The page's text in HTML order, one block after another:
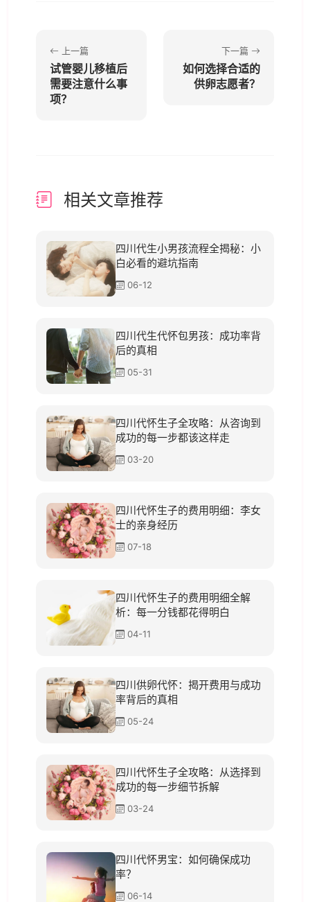
上一篇
试管婴儿移植后
需要注意什么事
项？
下一篇
如何选择合适的
供卵志愿者？
相关文章推荐
四川代生小男孩流程全揭秘：小
白必看的避坑指南
06-12
四川代生代怀包男孩：成功率背
后的真相
05-31
四川代怀生子全攻略：从咨询到
成功的每一步都该这样走
03-20
四川代怀生子的费用明细：李女
士的亲身经历
07-18
四川代怀生子的费用明细全解
析：每一分钱都花得明白
04-11
四川供卵代怀：揭开费用与成功
率背后的真相
05-24
四川代怀生子全攻略：从选择到
成功的每一步细节拆解
03-24
四川代怀男宝：如何确保成功
率？
06-14